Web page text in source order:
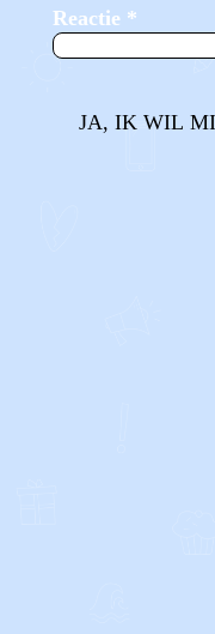
Reactie *
JA, IK WIL